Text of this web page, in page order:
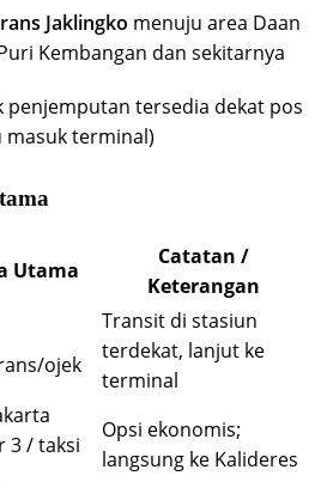
Jaklingko menuju area Daan
Kembangan dan sekitarnya
penjemputan tersedia dekat pos
terminal)
Utama
Catatan /
Keterangan
ojek
Transit di stasiun
terdekat, lanjut ke
terminal
3 / taksi
Opsi ekonomis;
langsung ke Kalideres